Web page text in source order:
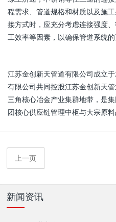
程需求、管道规格和材质以及施
接方式时，应充分考虑连接强度
工效率等因素，以确保管道系统的
江苏金创新天管道有限公司成立
有限公司共同控股江苏金创新天
三角核心冶金产业集群地带，是
团核心供应链管理中枢与大宗原料
上一页
新闻资讯